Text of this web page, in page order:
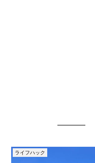
ライフハック